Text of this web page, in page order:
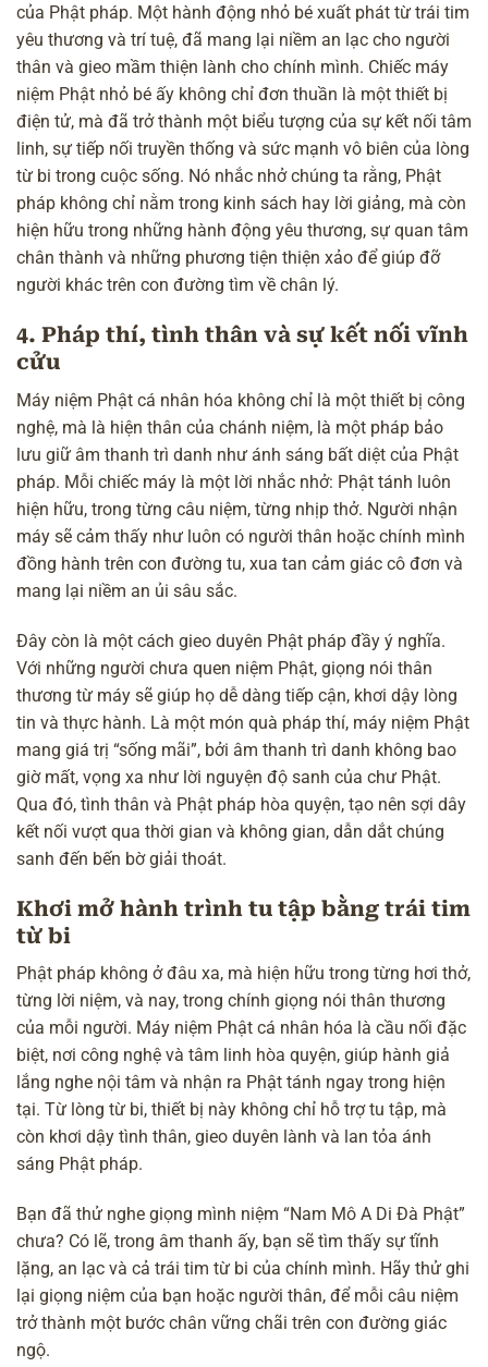
của Phật pháp. Một hành động nhỏ bé xuất phát từ trái tim
yêu thương và trí tuệ, đã mang lại niềm an lạc cho người
thân và gieo mầm thiện lành cho chính mình. Chiếc máy
niệm Phật nhỏ bé ấy không chỉ đơn thuần là một thiết bị
điện tử, mà đã trở thành một biểu tượng của sự kết nối tâm
linh, sự tiếp nối truyền thống và sức mạnh vô biên của lòng
từ bi trong cuộc sống. Nó nhắc nhở chúng ta rằng, Phật
pháp không chỉ nằm trong kinh sách hay lời giảng, mà còn
hiện hữu trong những hành động yêu thương, sự quan tâm
chân thành và những phương tiện thiện xảo để giúp đỡ
người khác trên con đường tìm về chân lý.
4. Pháp thí, tình thân và sự kết nối vĩnh
cửu
Máy niệm Phật cá nhân hóa không chỉ là một thiết bị công
nghệ, mà là hiện thân của chánh niệm, là một pháp bảo
lưu giữ âm thanh trì danh như ánh sáng bất diệt của Phật
pháp. Mỗi chiếc máy là một lời nhắc nhở: Phật tánh luôn
hiện hữu, trong từng câu niệm, từng nhịp thở. Người nhận
máy sẽ cảm thấy như luôn có người thân hoặc chính mình
đồng hành trên con đường tu, xua tan cảm giác cô đơn và
mang lại niềm an ủi sâu sắc.
Đây còn là một cách gieo duyên Phật pháp đầy ý nghĩa.
Với những người chưa quen niệm Phật, giọng nói thân
thương từ máy sẽ giúp họ dễ dàng tiếp cận, khơi dậy lòng
tin và thực hành. Là một món quà pháp thí, máy niệm Phật
mang giá trị “sống mãi”, bởi âm thanh trì danh không bao
giờ mất, vọng xa như lời nguyện độ sanh của chư Phật.
Qua đó, tình thân và Phật pháp hòa quyện, tạo nên sợi dây
kết nối vượt qua thời gian và không gian, dẫn dắt chúng
sanh đến bến bờ giải thoát.
Khơi mở hành trình tu tập bằng trái tim
từ bi
Phật pháp không ở đâu xa, mà hiện hữu trong từng hơi thở,
từng lời niệm, và nay, trong chính giọng nói thân thương
của mỗi người. Máy niệm Phật cá nhân hóa là cầu nối đặc
biệt, nơi công nghệ và tâm linh hòa quyện, giúp hành giả
lắng nghe nội tâm và nhận ra Phật tánh ngay trong hiện
tại. Từ lòng từ bi, thiết bị này không chỉ hỗ trợ tu tập, mà
còn khơi dậy tình thân, gieo duyên lành và lan tỏa ánh
sáng Phật pháp.
Bạn đã thử nghe giọng mình niệm “Nam Mô A Di Đà Phật”
chưa? Có lẽ, trong âm thanh ấy, bạn sẽ tìm thấy sự tĩnh
lặng, an lạc và cả trái tim từ bi của chính mình. Hãy thử ghi
lại giọng niệm của bạn hoặc người thân, để mỗi câu niệm
trở thành một bước chân vững chãi trên con đường giác
ngộ.